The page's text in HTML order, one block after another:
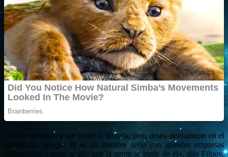
«Él me encontró y me contó la historia, pero desea permanecer en el
anonimato, porque él es un hombre serio con grandes empresas
comerciales y tiene miedo que la gente se burle de él», dijo Filpov.